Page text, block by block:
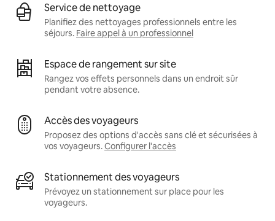
Service de nettoyage
Planifiez des nettoyages professionnels entre les
séjours. Faire appel à un professionnel
Espace de rangement sur site
Rangez vos effets personnels dans un endroit sûr
pendant votre absence.
Accès des voyageurs
Proposez des options d'accès sans clé et sécurisées à
vos voyageurs.Configurer l'accès
Stationnement des voyageurs
Prévoyez un stationnement sur place pour les
voyageurs.